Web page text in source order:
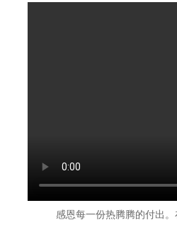
感恩每一份热腾腾的付出。